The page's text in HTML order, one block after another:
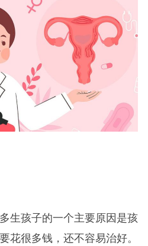
生孩子的一个主要原因是孩
花很多钱，还不容易治好。